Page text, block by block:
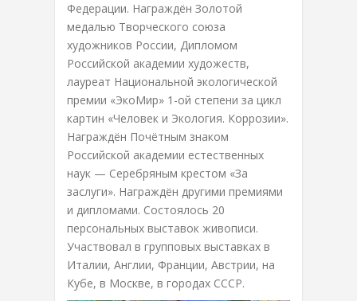
Федерации. Награждён Золотой
медалью Творческого союза
художников России, Дипломом
Российской академии художеств,
лауреат Национальной экологической
премии «ЭкоМир» 1-ой степени за цикл
картин «Человек и Экология. Коррозии».
Награждён Почётным знаком
Российской академии естественных
наук — Серебряным крестом «За
заслуги». Награждён другими премиями
и дипломами. Состоялось 20
персональных выставок живописи.
Участвовал в групповых выставках в
Италии, Англии, Франции, Австрии, на
Кубе, в Москве, в городах СССР.